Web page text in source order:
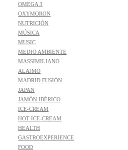
OMEGA 3
OXYMORON
NUTRICIÓN
MÚSICA
MUSIC
MEDIO AMBIENTE
MASSIMILIANO
ALAJMO
MADRID FUSIÓN
JAPAN
JAMÓN IBÉRICO
ICE-CREAM
HOT ICE-CREAM
HEALTH
GASTROEXPERIENCE
FOOD